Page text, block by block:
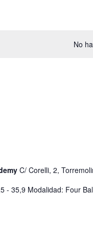
No
C/ Corelli, 2,
- 35,9 Modalidad: Four